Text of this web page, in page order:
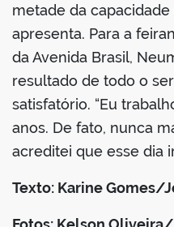
metade da
apresenta. Para a
da Avenida Brasil,
resultado de todo o
satisfatório. “Eu
anos. De fato, nunca
acreditei que esse dia
Texto: Karine Gomes/